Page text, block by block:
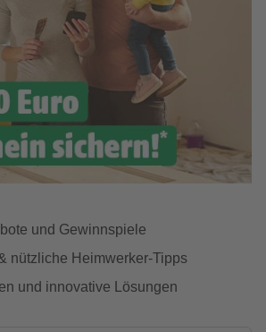
und Gewinnspiele
nützliche Heimwerker-Tipps
und innovative Lösungen